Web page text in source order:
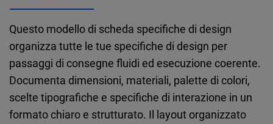
Questo modello di scheda specifiche di design
organizza tutte le tue specifiche di design per
passaggi di consegne fluidi ed esecuzione coerente.
Documenta dimensioni, materiali, palette di colori,
scelte tipografiche e specifiche di interazione in un
formato chiaro e strutturato. Il layout organizzato